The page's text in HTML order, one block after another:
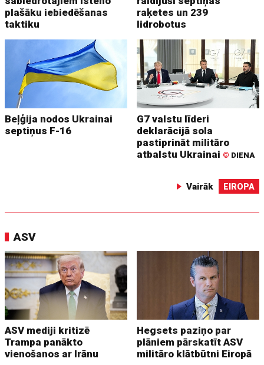
plašāku iebiedēšanas
taktiku
raķetes un 239
lidrobotus
Beļģija nodos Ukrainai
septiņus F-16
G7 valstu līderi
deklarācijā sola
pastiprināt militāro
atbalstu Ukrainai © DIENA
Vairāk EIROPA
ASV
ASV mediji kritizē
Trampa panākto
vienošanos ar Irānu
Hegsets paziņo par
plāniem pārskatīt ASV
militāro klātbūtni Eiropā